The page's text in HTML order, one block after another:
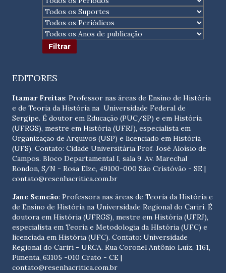
EDITORES
Itamar Freitas: Professor nas áreas de Ensino de História
e de Teoria da História na Universidade Federal de
Sergipe. É doutor em Educação (PUC/SP) e em História
(UFRGS), mestre em História (UFRJ), especialista em
Organização de Arquivos (USP) e licenciado em História
(UFS). Contato: Cidade Universitária Prof. José Aloísio de
Campos. Bloco Departamental I, sala 9, Av. Marechal
Rondon, S/N - Rosa Elze, 49100-000 São Cristóvão - SE |
contato@resenhacritica.com.br
Jane Semeão: Professora nas áreas de Teoria da História e
de Ensino de História na Universidade Regional do Cariri. É
doutora em História (UFRGS), mestre em História (UFRJ),
especialista em Teoria e Metodologia da HIstória (UFC) e
licenciada em História (UFC). Contato: Universidade
Regional do Cariri - URCA. Rua Coronel Antônio Luíz, 1161,
Pimenta, 63105 -010 Crato - CE |
contato@resenhacritica.com.br